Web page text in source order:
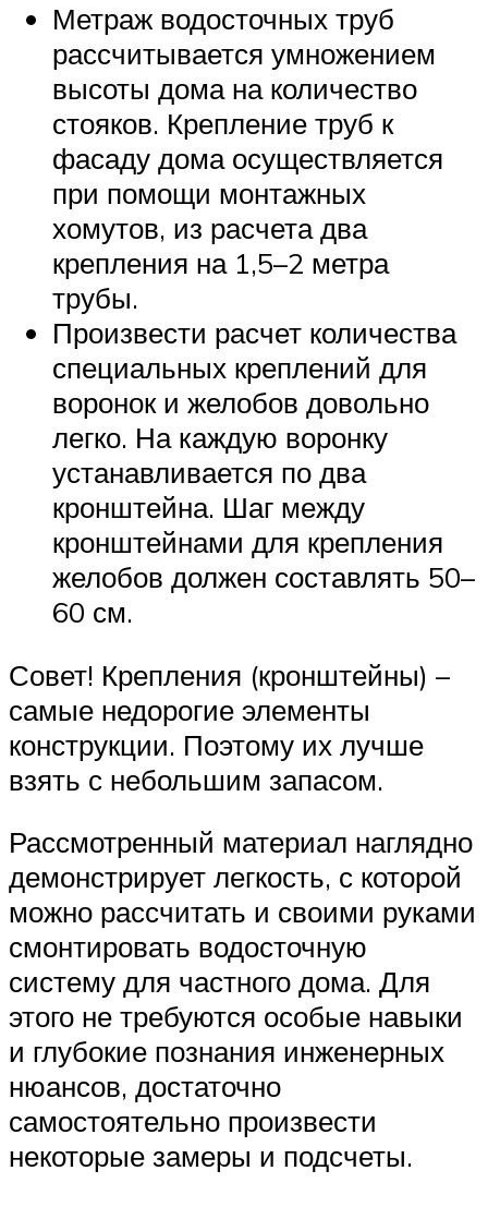
Метраж водосточных труб
рассчитывается умножением
высоты дома на количество
стояков. Крепление труб к
фасаду дома осуществляется
при помощи монтажных
хомутов, из расчета два
крепления на 1,5–2 метра
трубы.
Произвести расчет количества
специальных креплений для
воронок и желобов довольно
легко. На каждую воронку
устанавливается по два
кронштейна. Шаг между
кронштейнами для крепления
желобов должен составлять 50–
60 см.
Совет! Крепления (кронштейны) –
самые недорогие элементы
конструкции. Поэтому их лучше
взять с небольшим запасом.
Рассмотренный материал наглядно
демонстрирует легкость, с которой
можно рассчитать и своими руками
смонтировать водосточную
систему для частного дома. Для
этого не требуются особые навыки
и глубокие познания инженерных
нюансов, достаточно
самостоятельно произвести
некоторые замеры и подсчеты.